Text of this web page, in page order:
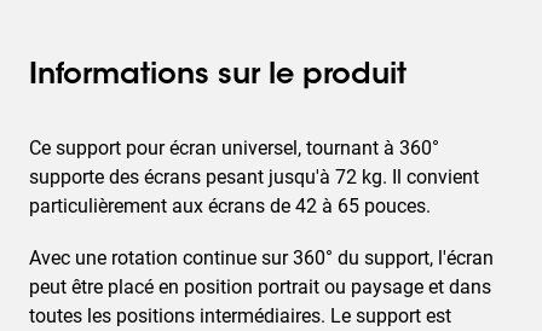
Informations sur le produit
Ce support pour écran universel, tournant à 360°
supporte des écrans pesant jusqu'à 72 kg. Il convient
particulièrement aux écrans de 42 à 65 pouces.
Avec une rotation continue sur 360° du support, l'écran
peut être placé en position portrait ou paysage et dans
toutes les positions intermédiaires. Le support est